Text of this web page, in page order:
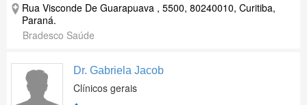
Rua Visconde De Guarapuava , 5500, 80240010, Curitiba,
Paraná.
Bradesco Saúde
Dr. Gabriela Jacob
Clínicos gerais